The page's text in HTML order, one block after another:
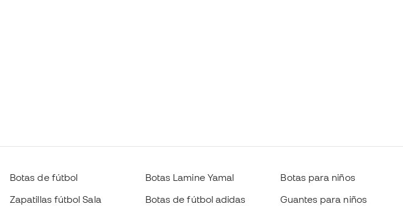
Botas de fútbol
Zapatillas fútbol Sala
Botas Lamine Yamal
Botas de fútbol adidas
Botas para niños
Guantes para niños